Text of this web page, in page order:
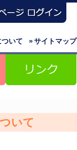
»サイトマップ
いて
いて